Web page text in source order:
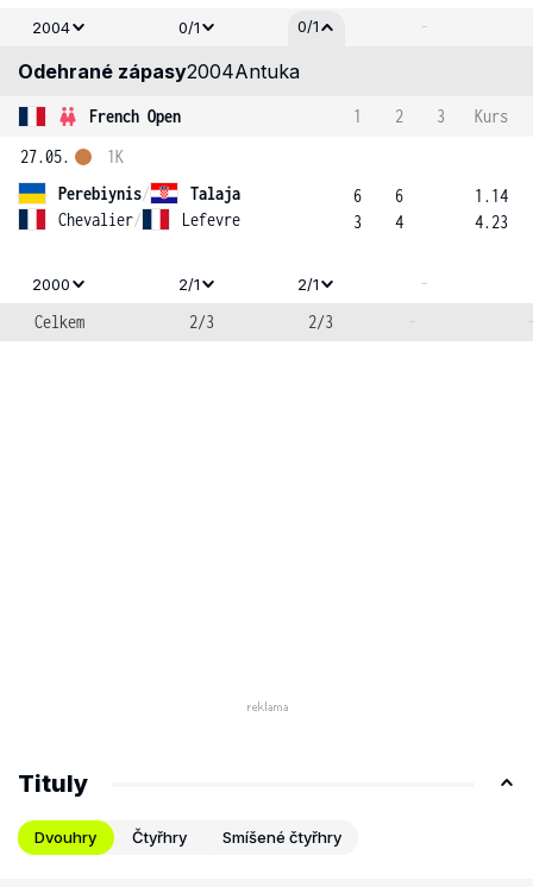
2004 0/1 0/1 -
Odehrané zápasy2004Antuka
French Open 1 2 3
Kurs
27.05.
Perebiynis/
Talaja
Chevalier/ Lefevre
1K
6
3
6
4
1.14
4.23
2000 2/1 2/1
-
Celkem
2/3 2/3 -
Tituly
Dvouhry Čtyřhry Smíšené čtyřhry